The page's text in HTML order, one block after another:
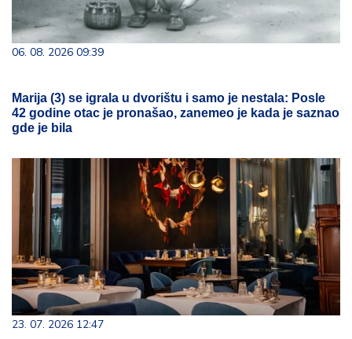
06. 08. 2026 09:39
Marija (3) se igrala u dvorištu i samo je nestala: Posle
42 godine otac je pronašao, zanemeo je kada je saznao
gde je bila
23. 07. 2026 12:47